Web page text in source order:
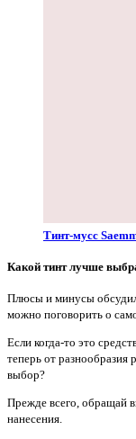
Тинт-мусс
Какой тинтлучше
Плюсы и минусы
можно поговорить о
Если когда-то это
теперь от разнообразия
выбор?
Прежде всего, обращай
нанесения.